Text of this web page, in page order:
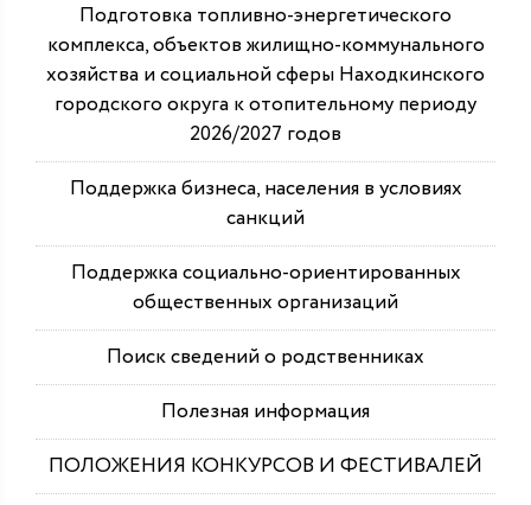
Подготовка топливно-энергетического
комплекса, объектов жилищно-коммунального
хозяйства и социальной сферы Находкинского
городского округа к отопительному периоду
2026/2027 годов
Поддержка бизнеса, населения в условиях
санкций
Поддержка социально-ориентированных
общественных организаций
Поиск сведений о родственниках
Полезная информация
ПОЛОЖЕНИЯ КОНКУРСОВ И ФЕСТИВАЛЕЙ